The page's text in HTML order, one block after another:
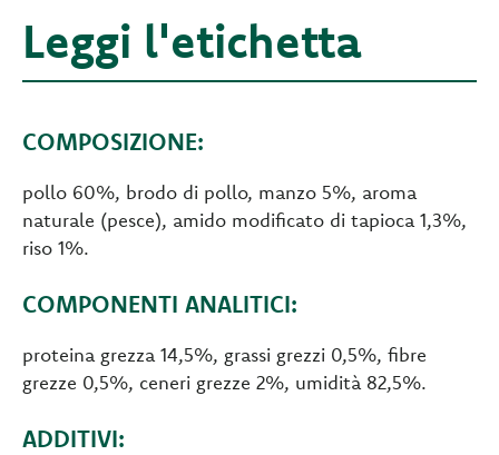
Leggi l'etichetta
COMPOSIZIONE:
pollo 60%, brodo di pollo, manzo 5%, aroma
naturale (pesce), amido modificato di tapioca 1,3%,
riso 1%.
COMPONENTI ANALITICI:
proteina grezza 14,5%, grassi grezzi 0,5%, fibre
grezze 0,5%, ceneri grezze 2%, umidità 82,5%.
ADDITIVI: